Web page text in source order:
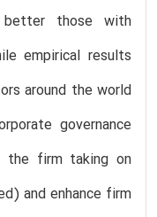
better those with
empirical results
around the world
governance
the firm taking on
and enhance firm